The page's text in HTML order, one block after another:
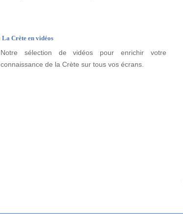
La Crète en vidéos
Notre sélection de vidéos pour enrichir votre
connaissance de la Crète sur tous vos écrans.